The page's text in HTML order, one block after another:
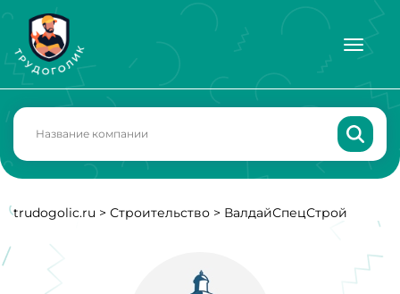
trudogolic.ru > Строительство > ВалдайСпецСтрой